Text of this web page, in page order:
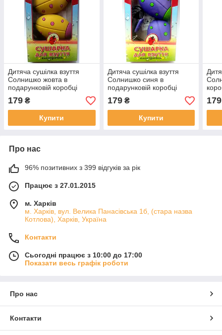
Дитяча сушілка взуття
Солнишко жовта в
подарунковій коробці
179 ₴
Купити
Дитяча сушілка взуття
Солнишко синя в
подарунковій коробці
179₴
Купити
179
Про нас
96% позитивних з 399 відгуків за рік
Працює з 27.01.2015
м. Харків
м. Харків, вул. Велика Панасівська 1б, (стара назва
Котлова), Харків, Україна
Контакти
Сьогодні працює з 10:00 до 17:00
Показати весь графік роботи
Про нас
Контакти